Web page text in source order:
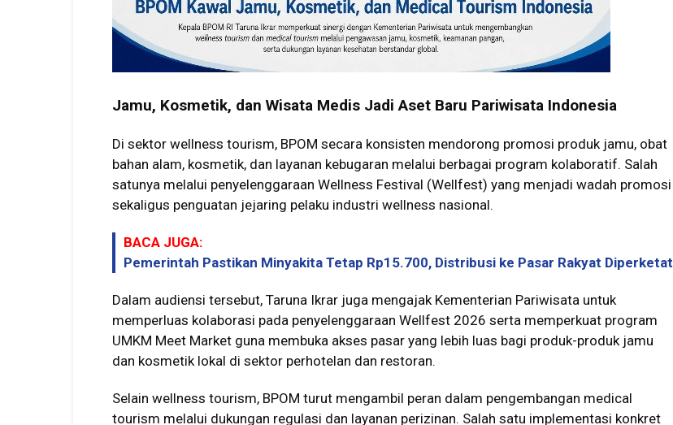
Jamu, Kosmetik, dan Wisata Medis Jadi Aset Baru Pariwisata Indonesia
Di sektor wellness tourism, BPOM secara konsisten mendorong promosi produk jamu, obat
bahan alam, kosmetik, dan layanan kebugaran melalui berbagai program kolaboratif. Salah
satunya melalui penyelenggaraan Wellness Festival (Wellfest) yang menjadi wadah promosi
sekaligus penguatan jejaring pelaku industri wellness nasional.
BACA JUGA:
Pemerintah Pastikan Minyakita Tetap Rp15.700, Distribusi ke Pasar Rakyat Diperketat
Dalam audiensi tersebut, Taruna Ikrar juga mengajak Kementerian Pariwisata untuk
memperluas kolaborasi pada penyelenggaraan Wellfest 2026 serta memperkuat program
UMKM Meet Market guna membuka akses pasar yang lebih luas bagi produk-produk jamu
dan kosmetik lokal di sektor perhotelan dan restoran.
Selain wellness tourism, BPOM turut mengambil peran dalam pengembangan medical
tourism melalui dukungan regulasi dan layanan perizinan. Salah satu implementasi konkret